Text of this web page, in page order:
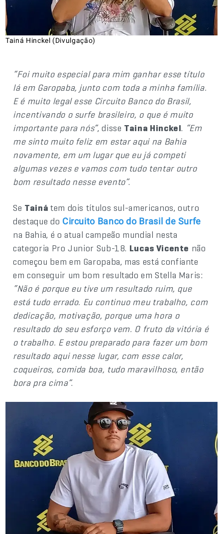
Tainá Hinckel (Divulgação)
“Foi muito especial para mim ganhar esse título
lá em Garopaba, junto com toda a minha família.
E é muito legal esse Circuito Banco do Brasil,
incentivando o surfe brasileiro, o que é muito
importante para nós”, disse Taina Hinckel. “Em
me sinto muito feliz em estar aqui na Bahia
novamente, em um lugar que eu já competi
algumas vezes e vamos com tudo tentar outro
bom resultado nesse evento”.
Se Tainá tem dois títulos sul-americanos, outro
destaque do Circuito Banco do Brasil de Surfe
na Bahia, é o atual campeão mundial nesta
categoria Pro Junior Sub-18. Lucas Vicente não
começou bem em Garopaba, mas está confiante
em conseguir um bom resultado em Stella Maris:
“Não é porque eu tive um resultado ruim, que
está tudo errado. Eu continuo meu trabalho, com
dedicação, motivação, porque uma hora o
resultado do seu esforço vem. O fruto da vitória é
o trabalho. E estou preparado para fazer um bom
resultado aqui nesse lugar, com esse calor,
coqueiros, comida boa, tudo maravilhoso, então
bora pra cima”.